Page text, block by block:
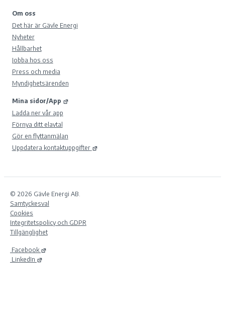
Om oss
Det här är Gävle Energi
Nyheter
Hållbarhet
Jobba hos oss
Press och media
Myndighetsärenden
Mina sidor/App
Ladda ner vår app
Förnya ditt elavtal
Gör en flyttanmälan
Uppdatera kontaktuppgifter
© 2026 Gävle Energi AB.
Samtyckesval
Cookies
Integritetspolicy och GDPR
Tillgänglighet
Facebook
LinkedIn